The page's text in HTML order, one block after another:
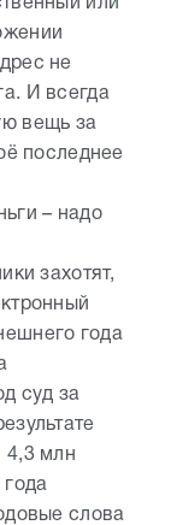
не
И всегда
вещь за
последнее
– надо
захотят,
года
суд за
4,3 млн
слова